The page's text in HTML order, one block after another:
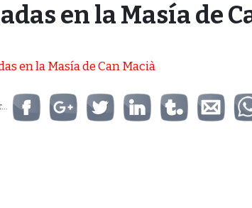
en la Masía de